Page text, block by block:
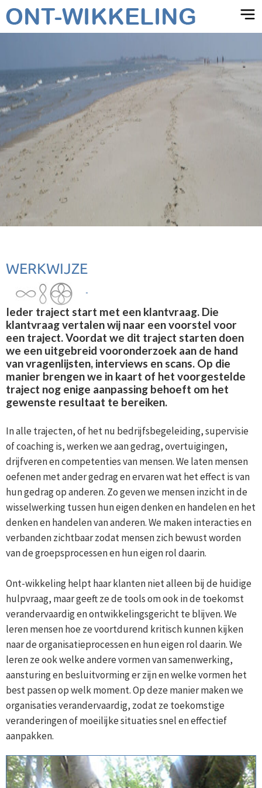
WERKWIJZE
Ieder traject start met een klantvraag. Die
klantvraag vertalen wij naar een voorstel voor
een traject. Voordat we dit traject starten doen
we een uitgebreid vooronderzoek aan de hand
van vragenlijsten, interviews en scans. Op die
manier brengen we in kaart of het voorgestelde
traject nog enige aanpassing behoeft om het
gewenste resultaat te bereiken.
In alle trajecten, of het nu bedrijfsbegeleiding, supervisie
of coaching is, werken we aan gedrag, overtuigingen,
drijfveren en competenties van mensen. We laten mensen
oefenen met ander gedrag en ervaren wat het effect is van
hun gedrag op anderen. Zo geven we mensen inzicht in de
wisselwerking tussen hun eigen denken en handelen en het
denken en handelen van anderen. We maken interacties en
verbanden zichtbaar zodat mensen zich bewust worden
van de groepsprocessen en hun eigen rol daarin.
Ont-wikkeling helpt haar klanten niet alleen bij de huidige
hulpvraag, maar geeft ze de tools om ook in de toekomst
verandervaardig en ontwikkelingsgericht te blijven. We
leren mensen hoe ze voortdurend kritisch kunnen kijken
naar de organisatieprocessen en hun eigen rol daarin. We
leren ze ook welke andere vormen van samenwerking,
aansturing en besluitvorming er zijn en welke vormen het
best passen op welk moment. Op deze manier maken we
organisaties verandervaardig, zodat ze toekomstige
veranderingen of moeilijke situaties snel en effectief
aanpakken.